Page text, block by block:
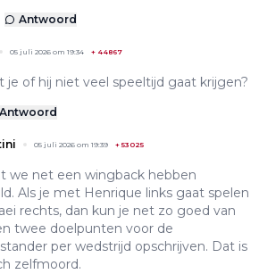
Antwoord
05 juli 2026 om 19:34 + 44867
je of hij niet veel speeltijd gaat krijgen?
Antwoord
05 juli 2026 om 19:39 +53025
we net een wingback hebben
Als je met Henrique links gaat spelen
rechts, dan kun je net zo goed van
twee doelpunten voor de
per wedstrijd opschrijven. Dat is
zelfmoord.